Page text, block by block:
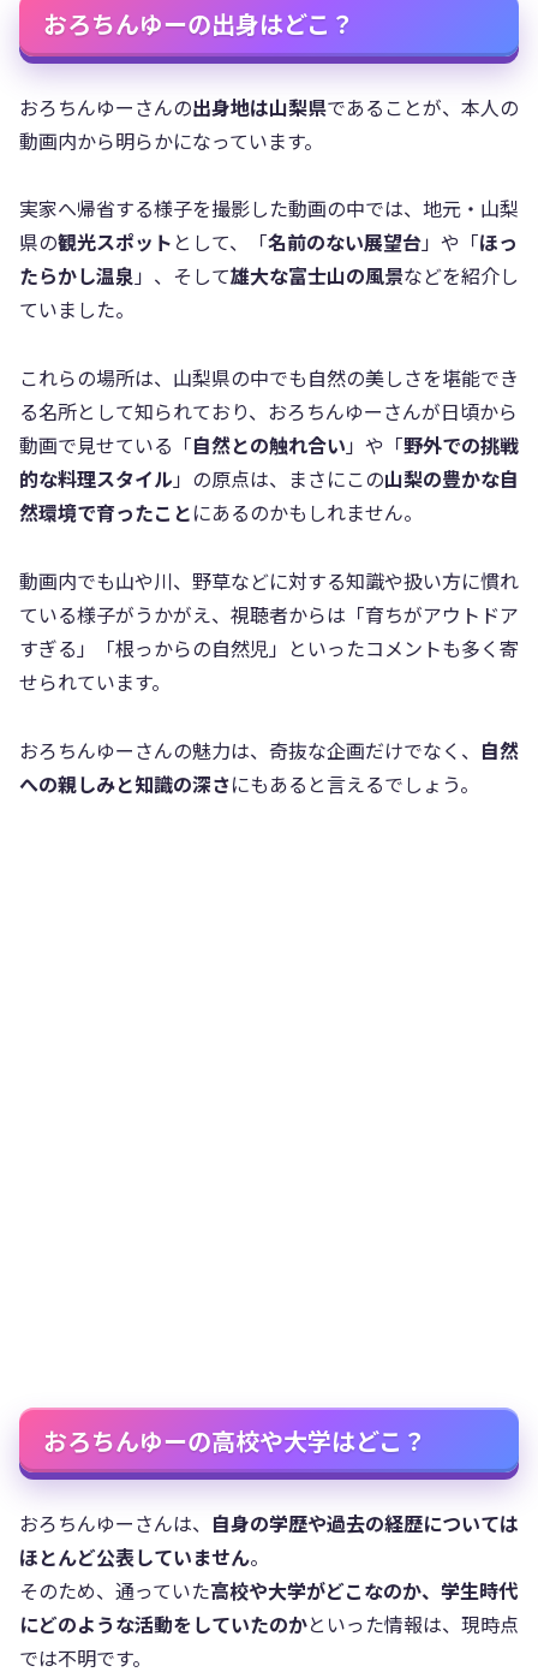
おろちんゆーの出身はどこ？
おろちんゆーさんの出身地は山梨県であることが、本人の
動画内から明らかになっています。
実家へ帰省する様子を撮影した動画の中では、地元・山梨
県の観光スポット として、「名前のない展望台」や「ほっ
たらかし温泉」、そして雄大な富士山の風景などを紹介し
ていました。
これらの場所は、山梨県の中でも自然の美しさを堪能でき
る名所として知られており、おろちんゆーさんが日頃から
動画で見せている「自然との触れ合い」や「野外での挑戦
的な料理スタイル」の原点は、まさにこの山梨の豊かな自
然環境で育ったことにあるのかもしれません。
動画内でも山や川、野草などに対する知識や扱い方に慣れ
ている様子がうかがえ、視聴者からは「育ちがアウトドア
すぎる」「根っからの自然児」といったコメントも多く寄
せられています。
おろちんゆーさんの魅力は、奇抜な企画だけでなく、 自然
への親しみと知識の深さにもあると言えるでしょう。
おろちんゆーの高校や大学はどこ？
おろちんゆーさんは、 自身の学歴や過去の経歴については
ほとんど公表していません。
そのため、通っていた高校や大学がどこなのか、学生時代
にどのような活動をしていたのかといった情報は、現時点
では不明です。